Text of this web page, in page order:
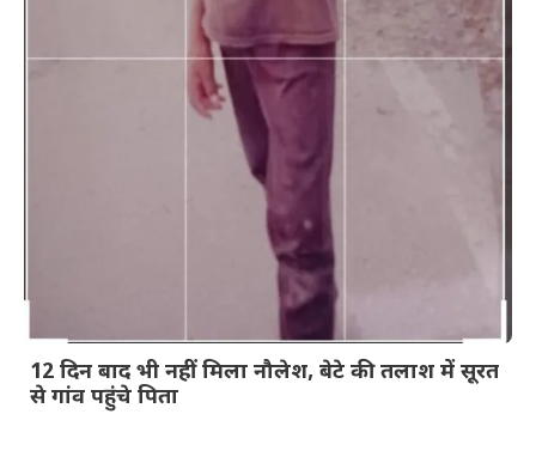
12 दिन बाद भी नहीं मिला नौलेश, बेटे की तलाश में सूरत
से गांव पहुंचे पिता